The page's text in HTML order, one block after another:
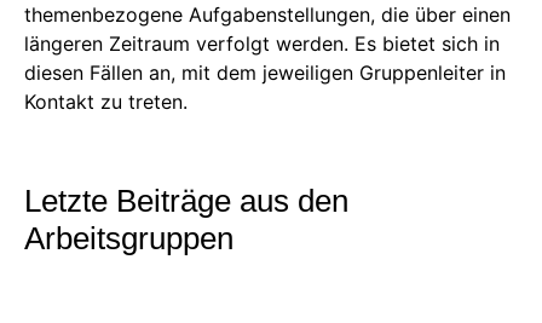
themenbezogene Aufgabenstellungen, die über einen
längeren Zeitraum verfolgt werden. Es bietet sich in
diesen Fällen an, mit dem jeweiligen Gruppenleiter in
Kontakt zu treten.
Letzte Beiträge aus den
Arbeitsgruppen